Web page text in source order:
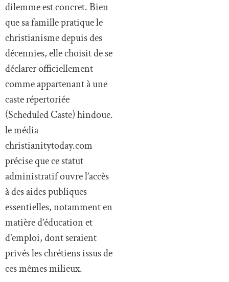
dilemme est concret. Bien
que sa famille pratique le
christianisme depuis des
décennies, elle choisit de se
déclarer officiellement
comme appartenant à une
caste répertoriée
(Scheduled Caste) hindoue.
le média
christianitytoday.com
précise que ce statut
administratif ouvre l’accès
à des aides publiques
essentielles, notamment en
matière d’éducation et
d’emploi, dont seraient
privés les chrétiens issus de
ces mêmes milieux.